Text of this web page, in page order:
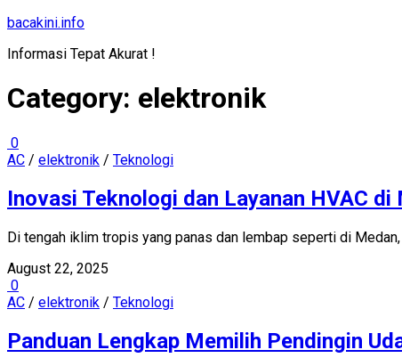
Skip
content
bacakini.info
Informasi Tepat Akurat !
Category: elektronik
0
AC / elektronik / Teknologi
Inovasi Teknologi dan Layanan HVAC
Di tengah iklim tropis yang panas dan lembap seperti di
August 22, 2025
0
AC / elektronik / Teknologi
Panduan Lengkap Memilih Pendingin